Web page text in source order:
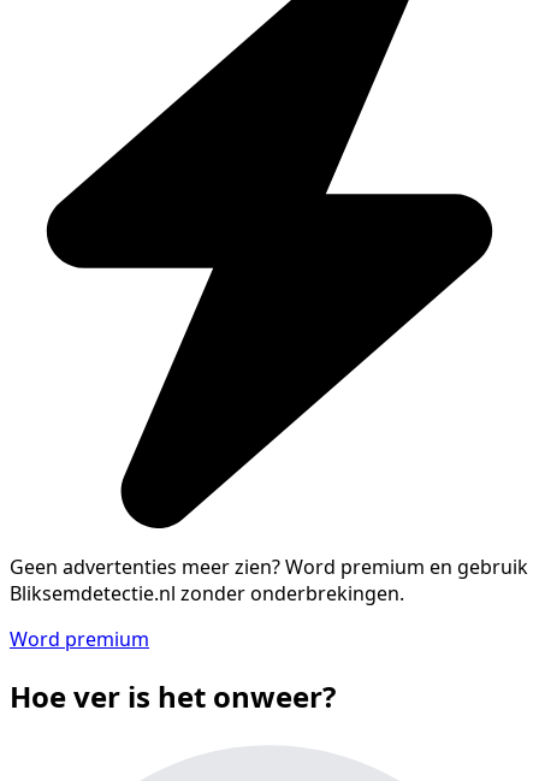
Geen advertenties meer zien?Word premium en gebruik
Bliksemdetectie.nl zonder onderbrekingen.
Word premium
Hoe ver is het onweer?